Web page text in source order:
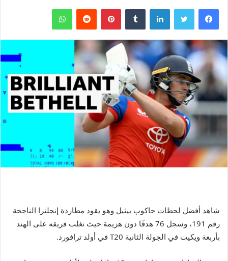
فيسبوكتويتر لينكدإن بينتيريست واتساب
شاهد أفضل لحظات جاكوب بيثيل وهو يقود مطاردة إنجلترا الناجحة
رقم 191، وسجل 76 هدفًا دون هزيمة حيث تغلب فريقه على الهند
بأربعة ويكيت في الجولة الثانية T20 في أولد ترافورد.